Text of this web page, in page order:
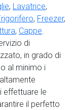
, Lavatrice,
, Freezer,
, Cappe.
di
in grado di
al minimo i
altamente
effettuare le
il perfetto